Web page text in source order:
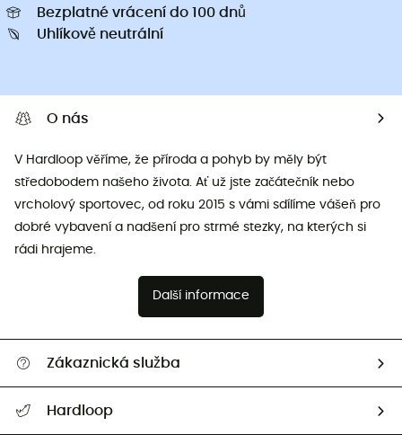
Bezplatné vrácení do 100 dnů
Uhlíkově neutrální
O nás
V Hardloop věříme, že příroda a pohyb by měly být
středobodem našeho života. Ať už jste začátečník nebo
vrcholový sportovec, od roku 2015 s vámi sdílíme vášeň pro
dobré vybavení a nadšení pro strmé stezky, na kterých si
rádi hrajeme.
Další informace
Zákaznická služba
Hardloop